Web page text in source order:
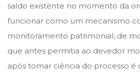
saldo existente no momento da
funcionar como um mecanismo
monitoramento patrimonial, de
que antes permitia ao devedor
após tomar ciência do processo é